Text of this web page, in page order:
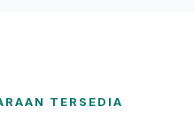
TERSEDIA